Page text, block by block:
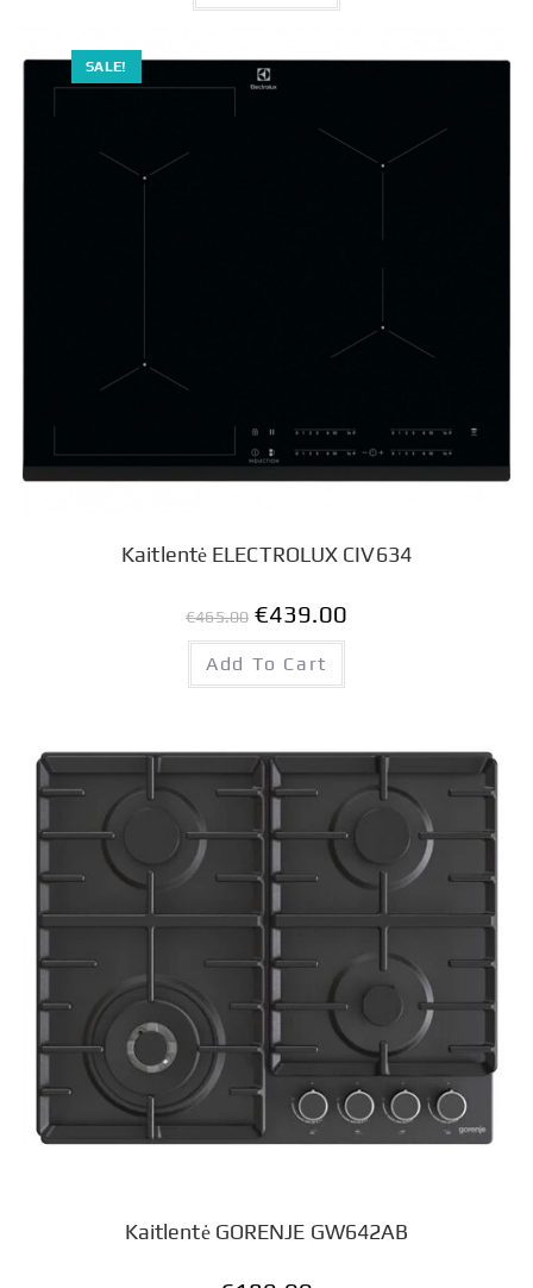
SALE!
Kaitlentė ELECTROLUX CIV634
€465.00 €439.00
Add To Cart
Kaitlentė GORENJE GW642AB